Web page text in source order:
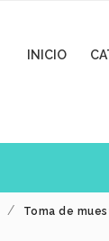
INICIO
Toma de